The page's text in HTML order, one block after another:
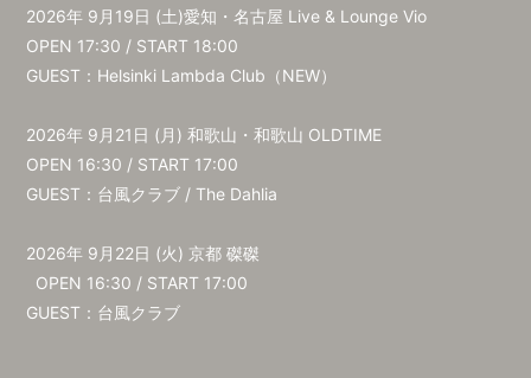
2026年 9⽉19⽇ (⼟)愛知・名古屋 Live & Lounge Vio
OPEN 17:30 / START 18:00
GUEST：Helsinki Lambda Club（NEW）
2026年 9⽉21⽇ (⽉) 和歌⼭・和歌⼭ OLDTIME
OPEN 16:30 / START 17:00
GUEST：台風クラブ / The Dahlia
2026年 9⽉22⽇ (⽕) 京都 磔磔
OPEN 16:30 / START 17:00
GUEST：台風クラブ